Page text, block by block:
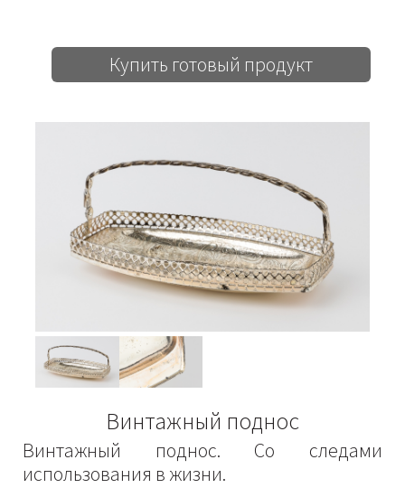
Купить готовый продукт
Винтажный поднос
Винтажный поднос. Со следами
использования в жизни.